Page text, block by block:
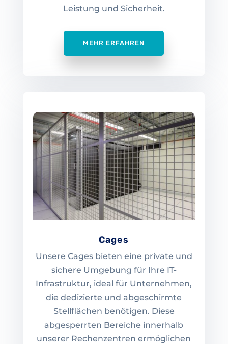
Leistung und Sicherheit.
MEHR ERFAHREN
Cages
Unsere Cages bieten eine private und
sichere Umgebung für Ihre IT-
Infrastruktur, ideal für Unternehmen,
die dedizierte und abgeschirmte
Stellflächen benötigen. Diese
abgesperrten Bereiche innerhalb
unserer Rechenzentren ermöglichen